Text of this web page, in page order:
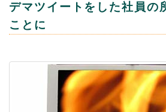
デマツイートをした社員の
ことに